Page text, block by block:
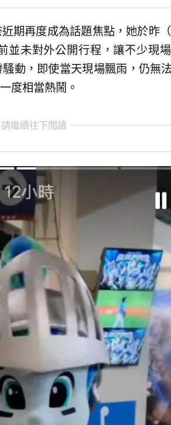
期再度成為話題焦點，她於昨
並未對外公開行程，讓不少現
動，即使當天現場飄雨，仍無
度相當熱鬧。
繼續往下閱讀